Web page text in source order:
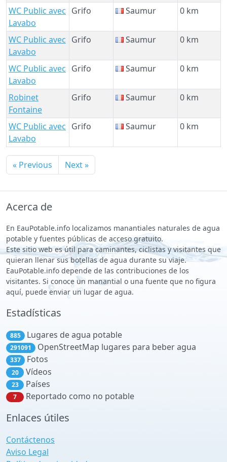
WC Public avec
Lavabo
Grifo Saumur 0 km
WC Public avec
Lavabo
Grifo Saumur 0 km
WC Public avec
Lavabo
Grifo Saumur 0 km
Robinet
Fontaine
Grifo Saumur 0 km
WC Public avec
Lavabo
Grifo Saumur 0 km
« Previous Next »
Acerca de
En EauPotable.info localizamos manantiales naturales de agua
potable y fuentes públicas de acceso gratuito.
Este sitio web es útil para caminantes, ciclistas y visitantes que
quieran llenar sus botellas de agua durante su viaje.
EauPotable.info depende de las contribuciones de los
visitantes. Si conoce un manantial o una fuente que no figura
aquí, puede enviar un lugar de agua.
Estadísticas
885 Lugares de agua potable
291091 OpenStreetMap lugares para beber agua
337 Fotos
20 Vídeos
23 Países
7 Reportado como no potable
Enlaces útiles
Contáctenos
Aviso Legal